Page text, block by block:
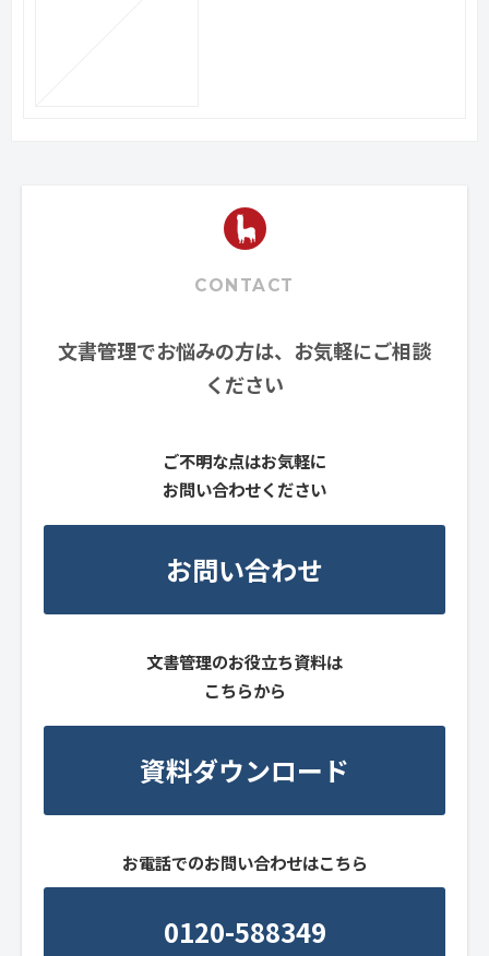
CONTACT
文書管理でお悩みの方は、お気軽にご相談
ください
ご不明な点はお気軽に
お問い合わせください
お問い合わせ
文書管理のお役立ち資料は
こちらから
資料ダウンロード
お電話でのお問い合わせはこちら
0120-588349